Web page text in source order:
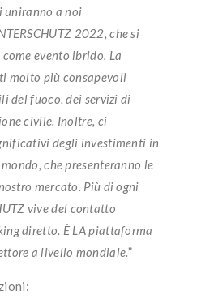
uniranno a noi
2022, che si
evento ibrido. La
molto più consapevoli
del fuoco, dei servizi di
civile. Inoltre, ci
degli investimenti in
che presenteranno le
mercato. Più di ogni
vive del contatto
diretto. È LA piattaforma
a livello mondiale.”